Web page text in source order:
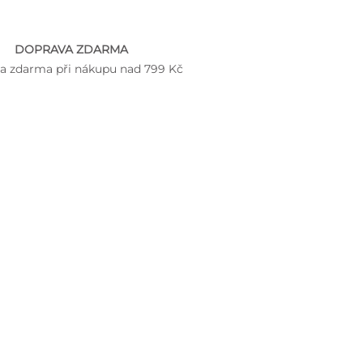
DOPRAVA ZDARMA
zdarma při nákupu nad 799 Kč